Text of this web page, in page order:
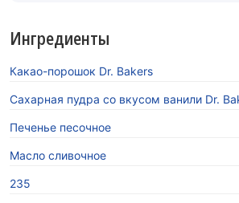
Ингредиенты
Какао-порошок Dr. Bakers
Сахарная пудра со вкусом ванили Dr.
Печенье песочное
Масло сливочное
235